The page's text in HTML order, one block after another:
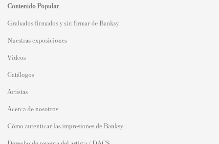
Contenido Popular
Grabados firmados y sin firmar de Banksy
Nuestras exposiciones
Videos
Catálogos
Artistas
Acerca de nosotros
Cómo autenticar las impresiones de Banksy